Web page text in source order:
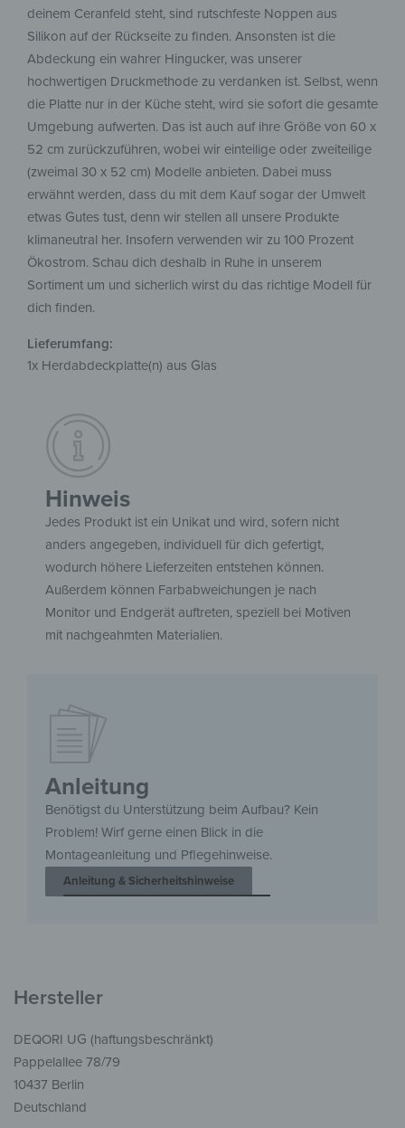
deinem Ceranfeld steht, sind rutschfeste Noppen aus
Silikon auf der Rückseite zu finden. Ansonsten ist die
Abdeckung ein wahrer Hingucker, was unserer
hochwertigen Druckmethode zu verdanken ist. Selbst, wenn
die Platte nur in der Küche steht, wird sie sofort die gesamte
Umgebung aufwerten. Das ist auch auf ihre Größe von 60 x
52 cm zurückzuführen, wobei wir einteilige oder zweiteilige
(zweimal 30 x 52 cm) Modelle anbieten. Dabei muss
erwähnt werden, dass du mit dem Kauf sogar der Umwelt
etwas Gutes tust, denn wir stellen all unsere Produkte
klimaneutral her. Insofern verwenden wir zu 100 Prozent
Ökostrom. Schau dich deshalb in Ruhe in unserem
Sortiment um und sicherlich wirst du das richtige Modell für
dich finden.
Lieferumfang:
1x Herdabdeckplatte(n) aus Glas
Anleitung
Benötigst du Unterstützung beim Aufbau? Kein
Problem! Wirf gerne einen Blick in die
Montageanleitung und Pflegehinweise.
Anleitung & Sicherheitshinweise
Hinweis
Jedes Produkt ist ein Unikat und wird, sofern nicht
anders angegeben, individuell für dich gefertigt,
wodurch höhere Lieferzeiten entstehen können.
Außerdem können Farbabweichungen je nach
Monitor und Endgerät auftreten, speziell bei Motiven
mit nachgeahmten Materialien.
Hersteller
DEQORI UG (haftungsbeschränkt)
Pappelallee 78/79
10437 Berlin
Deutschland